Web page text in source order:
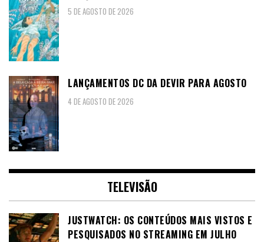
5 DE AGOSTO DE 2026
LANÇAMENTOS DC DA DEVIR PARA AGOSTO
4 DE AGOSTO DE 2026
TELEVISÃO
JUSTWATCH: OS CONTEÚDOS MAIS VISTOS E
PESQUISADOS NO STREAMING EM JULHO